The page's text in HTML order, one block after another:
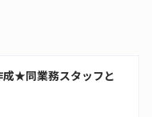
★同業務スタッフと